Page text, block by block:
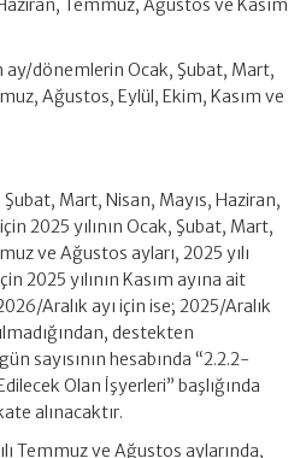
Temmuz, Ağustos ve Kasım
ay/dönemlerin Ocak, Şubat, Mart,
Ağustos, Eylül, Ekim, Kasım ve
Mart, Nisan, Mayıs, Haziran,
2025 yılının Ocak, Şubat, Mart,
ve Ağustos ayları, 2025 yılı
2025 yılının Kasım ayına ait
Aralık ayı için ise; 2025/Aralık
destekten
sayısının hesabında “2.2.2-
Olan İşyerleri” başlığında
alınacaktır.
Temmuz ve Ağustos aylarında,